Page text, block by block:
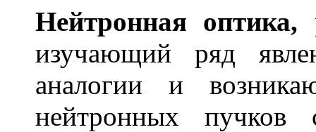
Нейтронная оптика,
изучающий ряд
аналогии и
нейтронных